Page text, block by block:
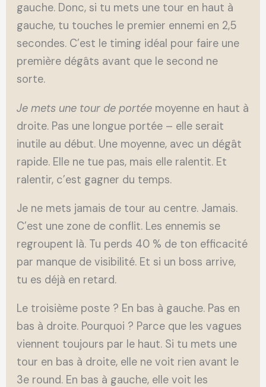
gauche. Donc, si tu mets une tour en haut à
gauche, tu touches le premier ennemi en 2,5
secondes. C’est le timing idéal pour faire une
première dégâts avant que le second ne
sorte.
Je mets une tour de portée moyenne en haut à
droite. Pas une longue portée – elle serait
inutile au début. Une moyenne, avec un dégât
rapide. Elle ne tue pas, mais elle ralentit. Et
ralentir, c’est gagner du temps.
Je ne mets jamais de tour au centre. Jamais.
C’est une zone de conflit. Les ennemis se
regroupent là. Tu perds 40 % de ton efficacité
par manque de visibilité. Et si un boss arrive,
tu es déjà en retard.
Le troisième poste ? En bas à gauche. Pas en
bas à droite. Pourquoi ? Parce que les vagues
viennent toujours par le haut. Si tu mets une
tour en bas à droite, elle ne voit rien avant le
3e round. En bas à gauche, elle voit les